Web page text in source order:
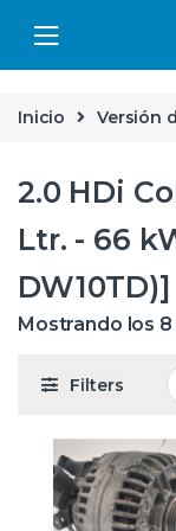
Inicio Versión
2.0 HDi
Ltr. - 66
DW10TD)]
Mostrando los
Filters